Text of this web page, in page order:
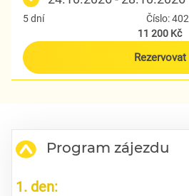
5 dní
Číslo: 402
11 200 Kč
Rezervovat
Program zájezdu
1. den: